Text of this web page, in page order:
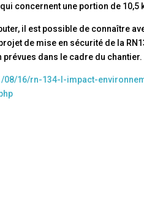
concernent une portion de 10,5
il est possible de connaître
de mise en sécurité de la
dans le cadre du chantier.
08/16/rn-134-l-impact-